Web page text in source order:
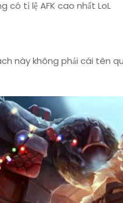
có tỉ lệ AFK cao nhất LoL
này không phải cái tên